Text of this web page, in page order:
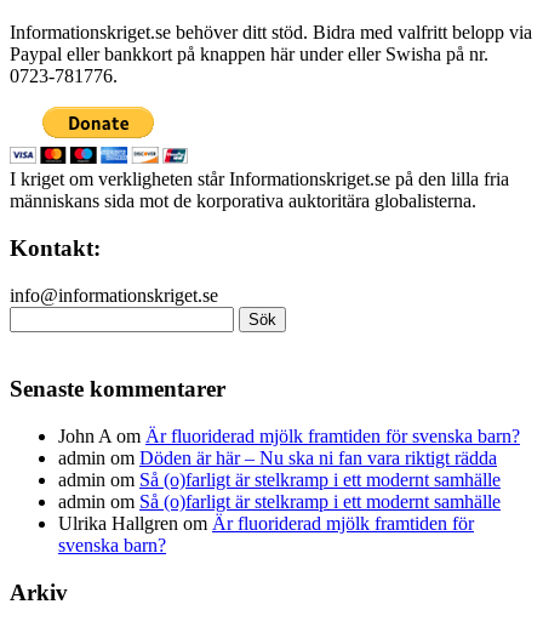
Informationskriget.se behöver ditt stöd. Bidra med valfritt belopp via
Paypal eller bankkort på knappen här under eller Swisha på nr.
0723-781776.
I kriget om verkligheten står Informationskriget.se på den lilla fria
människans sida mot de korporativa auktoritära globalisterna.
Kontakt:
info@informationskriget.se
efter:
Senaste kommentarer
John A om Är fluoriderad mjölk framtiden för svenska barn?
admin om Döden är här – Nu ska ni fan vara riktigt rädda
admin om Så (o)farligt är stelkramp i ett modernt samhälle
admin om Så (o)farligt är stelkramp i ett modernt samhälle
Ulrika Hallgren om Är fluoriderad mjölk framtiden för
svenska barn?
Arkiv